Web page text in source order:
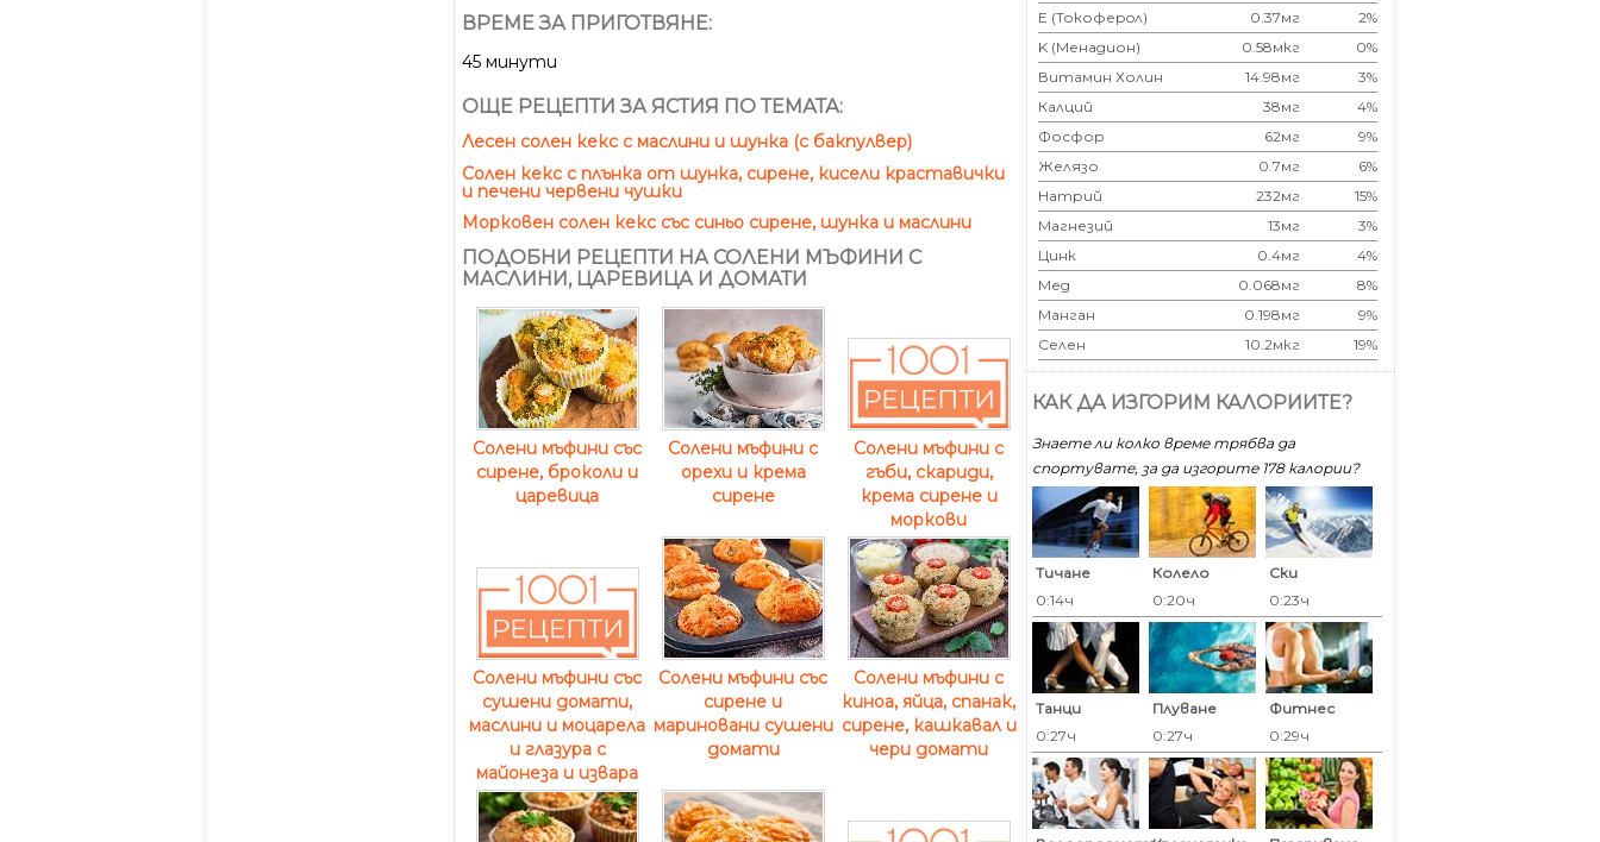
ВРЕМЕ ЗА ПРИГОТВЯНЕ:
45 минути
ОЩЕ РЕЦЕПТИ ЗА ЯСТИЯ ПО ТЕМАТА:
Лесен солен кекс с маслини и шунка (с бакпулвер)
Солен кекс с плънка от шунка, сирене, кисели краставички
и печени червени чушки
Морковен солен кекс със синьо сирене, шунка и маслини
ПОДОБНИ РЕЦЕПТИ НА СОЛЕНИ МЪФИНИ С
МАСЛИНИ, ЦАРЕВИЦА И ДОМАТИ
Солени мъфини със
сирене, броколи и
царевица
Солени мъфини с
орехи и крема
сирене
Солени мъфини с
гъби, скариди,
крема сирене и
моркови
Солени мъфини със
сушени домати,
маслини и моцарела
и глазура с
майонеза и извара
Солени мъфини със
сирене и
мариновани сушени
домати
Солени мъфини с
киноа, яйца, спанак,
сирене, кашкавал и
чери домати
E (Токоферoл)
0.37мг
2%
K (Менадион)
0.58мкг
0%
Витамин Холин
14.98мг
3%
Калций
38мг
4%
Фосфор
62мг
9%
Желязо
0.7мг
6%
Натрий
232мг
15%
Магнезий
13мг
3%
Цинк
0.4мг
4%
Мед
0.068мг
8%
Манган
0.198мг
9%
Селен
10.2мкг 19%
КАК ДА ИЗГОРИМ КАЛОРИИТЕ?
Знаете ли колко време трябва да
спортувате, за да изгорите 178 калoрии?
Тичане
0:14ч
Колело
0:20ч
Ски
0:23ч
Танци
0:27ч
Плуване
0:27ч
Фитнес
0:29ч